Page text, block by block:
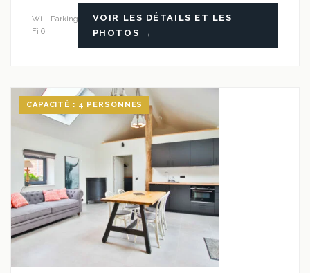
Wi-
Fi 6
Parking
VOIR LES DÉTAILS ET LES
PHOTOS →
CAPACITÉ : 4 PERSONNES